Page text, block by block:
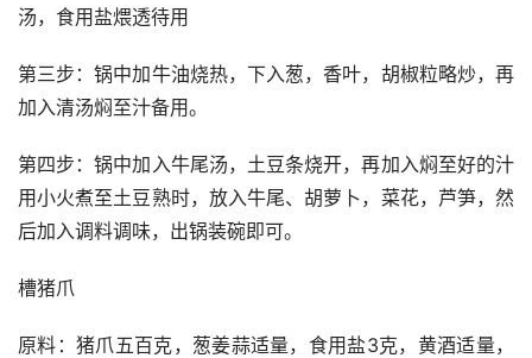
汤，食用盐煨透待用
第三步：锅中加牛油烧热，下入葱，香叶，胡椒粒略炒，再
加入清汤焖至汁备用。
第四步：锅中加入牛尾汤，土豆条烧开，再加入焖至好的汁
用小火煮至土豆熟时，放入牛尾、胡萝卜，菜花，芦笋，然
后加入调料调味，出锅装碗即可。
槽猪爪
原料：猪爪五百克，葱姜蒜适量，食用盐3克，黄酒适量，